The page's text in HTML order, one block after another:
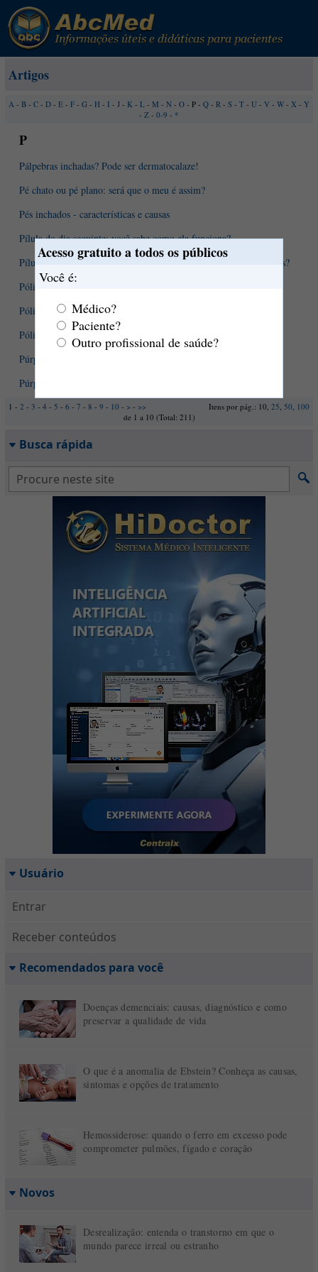
Acesso gratuito a todos os públicos
Você é:
Médico?
Paciente?
Outro profissional de saúde?
Artigos
A - B - C - D - E - F - G - H - I - J - K - L - M - N - O - P - Q - R - S - T - U - V - W - X - Y
- Z - 0-9 - *
P
Pálpebras inchadas? Pode ser dermatocalaze!
Pé chato ou pé plano: será que o meu é assim?
Pés inchados - características e causas
Pílula do dia seguinte: você sabe como ela funciona?
Pílulas anticoncepcionais - como agem? Quais os tipos disponíveis?
Pólipos da vesícula biliar
Pólipos intestinais podem virar câncer?
Pólipos uterinos: saiba mais sobre o que eles significam
Púrpura de Henoch-Schönlein
Púrpura trombocitopênica imune
Itens por pág.: 10, 25, 50, 100
1 - 2 - 3 - 4 - 5 - 6 - 7 - 8 - 9 - 10 - > - >>
de 1 a 10 (Total: 211)
Busca rápida
Usuário
Entrar
Receber conteúdos
Recomendados para você
Doenças demenciais: causas, diagnóstico e como
preservar a qualidade de vida
O que é a anomalia de Ebstein? Conheça as causas,
sintomas e opções de tratamento
Hemossiderose: quando o ferro em excesso pode
comprometer pulmões, fígado e coração
Novos
Desrealização: entenda o transtorno em que o
mundo parece irreal ou estranho